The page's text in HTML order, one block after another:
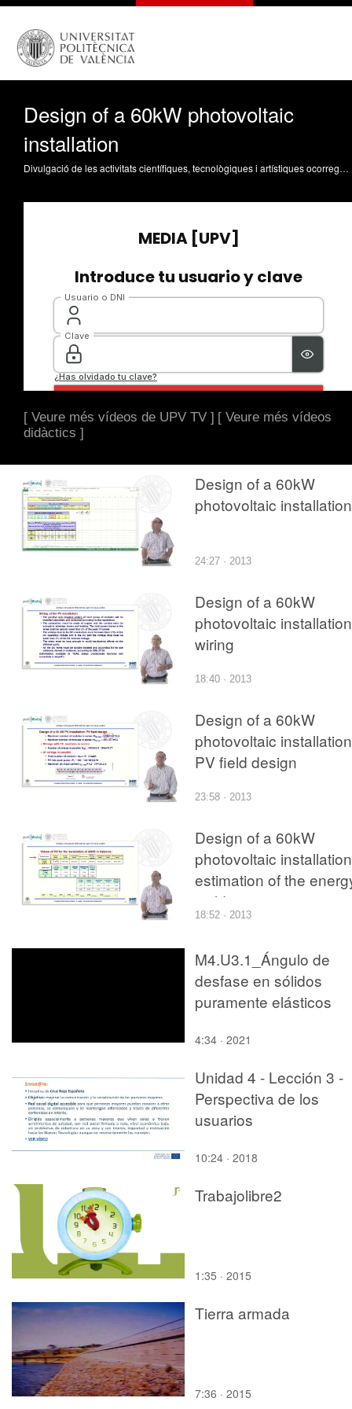
Design of a 60kW photovoltaic
installation
Divulgació de les activitats científiques, tecnològiques i artístiques ocorregudes en els tres campus de la UPV
[ Veure més vídeos de UPV TV ] [ Veure més vídeos
didàctics ]
Design of a 60kW
photovoltaic installation
24:27 · 2013
Design of a 60kW
photovoltaic
wiring
18:40 · 2013
Design of a 60kW
photovoltaic
PV field design
23:58 · 2013
Design of a 60kW
photovoltaic
estimation of the
yielding
18:52 · 2013
M4.U3.1_Ángulo de
desfase en sólidos
puramente elásticos
4:34 · 2021
Unidad 4 - Lección 3 -
Perspectiva de los
usuarios
10:24 · 2018
Trabajolibre2
1:35 · 2015
Tierra armada
7:36 · 2015